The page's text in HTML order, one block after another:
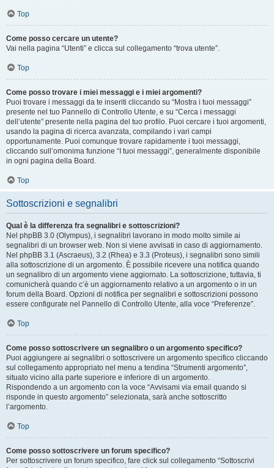
Top
Come posso cercare un utente?
Vai nella pagina “Utenti” e clicca sul collegamento “trova utente”.
Top
Come posso trovare i miei messaggi e i miei argomenti?
Puoi trovare i messaggi da te inseriti cliccando su “Mostra i tuoi messaggi”
presente nel tuo Pannello di Controllo Utente, e su “Cerca i messaggi
dell’utente” presente nella pagina del tuo profilo. Puoi cercare i tuoi argomenti,
usando la pagina di ricerca avanzata, compilando i vari campi
opportunamente. Puoi comunque trovare rapidamente i tuoi messaggi,
cliccando sull’omonima funzione “I tuoi messaggi”, generalmente disponibile
in ogni pagina della Board.
Top
Sottoscrizioni e segnalibri
Qual è la differenza fra segnalibri e sottoscrizioni?
Nel phpBB 3.0 (Olympus), i segnalibri lavorano in modo molto simile ai
segnalibri di un browser web. Non si viene avvisati in caso di aggiornamento.
Nel phpBB 3.1 (Ascraeus), 3.2 (Rhea) e 3.3 (Proteus), i segnalibri sono simili
alla sottoscrizione di un argomento. È possibile ricevere una notifica quando
un segnalibro di un argomento viene aggiornato. La sottoscrizione, tuttavia, ti
comunicherà quando c’è un aggiornamento relativo a un argomento o in un
forum della Board. Opzioni di notifica per segnalibri e sottoscrizioni possono
essere configurate nel Pannello di Controllo Utente, alla voce “Preferenze”.
Top
Come posso sottoscrivere un segnalibro o un argomento specifico?
Puoi aggiungere ai segnalibri o sottoscrivere un argomento specifico cliccando
sul collegamento appropriato nel menu a tendina “Strumenti argomento”,
situato vicino alla parte superiore e inferiore di un argomento.
Rispondendo a un argomento con la voce “Avvisami via email quando si
risponde in questo argomento” selezionata, sarà anche sottoscritto
l’argomento.
Top
Come posso sottoscrivere un forum specifico?
Per sottoscrivere un forum specifico, fare click sul collegamento “Sottoscrivi